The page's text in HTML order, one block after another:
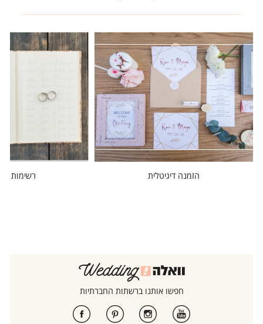
הזמנה דיגיטלית רשימות
חפשו אותנו ברשתות החברתיות